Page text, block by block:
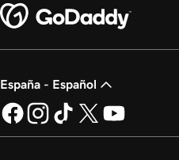
España - Español